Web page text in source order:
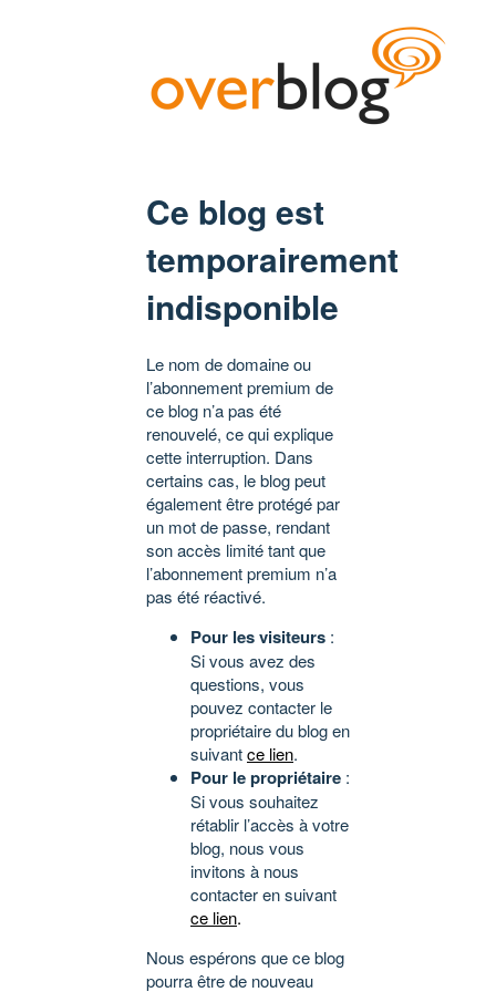
Ce blog est
temporairement
indisponible
Le nom de domaine ou
l’abonnement premium de
ce blog n’a pas été
renouvelé, ce qui explique
cette interruption. Dans
certains cas, le blog peut
également être protégé par
un mot de passe, rendant
son accès limité tant que
l’abonnement premium n’a
pas été réactivé.
Pour les visiteurs :
Si vous avez des
questions, vous
pouvez contacter le
propriétaire du blog en
suivantce lien.
Pour le propriétaire :
Si vous souhaitez
rétablir l’accès à votre
blog, nous vous
invitons à nous
contacter en suivant
ce lien.
Nous espérons que ce blog
pourra être de nouveau